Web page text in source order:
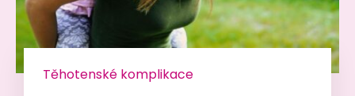
Těhotenské komplikace